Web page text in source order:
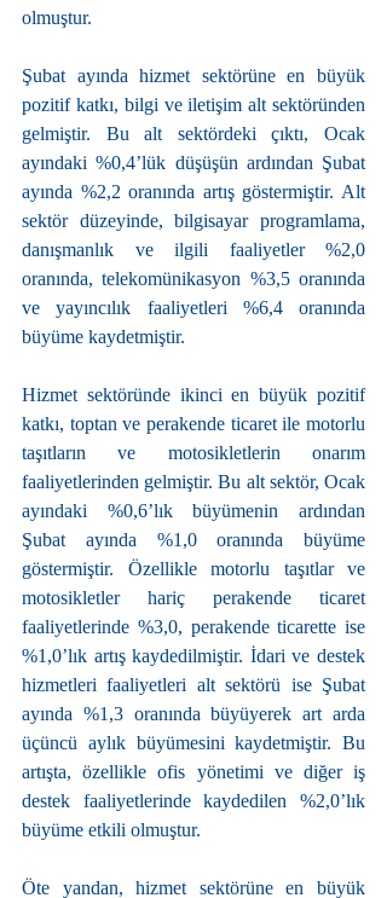
olmuştur.
Şubat ayında hizmet sektörüne en büyük
pozitif katkı, bilgi ve iletişim alt sektöründen
gelmiştir. Bu alt sektördeki çıktı, Ocak
ayındaki %0,4’lük düşüşün ardından Şubat
ayında %2,2 oranında artış göstermiştir. Alt
sektör düzeyinde, bilgisayar programlama,
danışmanlık ve ilgili faaliyetler %2,0
oranında, telekomünikasyon %3,5 oranında
ve yayıncılık faaliyetleri %6,4 oranında
büyüme kaydetmiştir.
Hizmet sektöründe ikinci en büyük pozitif
katkı, toptan ve perakende ticaret ile motorlu
taşıtların ve motosikletlerin onarım
faaliyetlerinden gelmiştir. Bu alt sektör, Ocak
ayındaki %0,6’lık büyümenin ardından
Şubat ayında %1,0 oranında büyüme
göstermiştir. Özellikle motorlu taşıtlar ve
motosikletler hariç perakende ticaret
faaliyetlerinde %3,0, perakende ticarette ise
%1,0’lık artış kaydedilmiştir. İdari ve destek
hizmetleri faaliyetleri alt sektörü ise Şubat
ayında %1,3 oranında büyüyerek art arda
üçüncü aylık büyümesini kaydetmiştir. Bu
artışta, özellikle ofis yönetimi ve diğer iş
destek faaliyetlerinde kaydedilen %2,0’lık
büyüme etkili olmuştur.
Öte yandan, hizmet sektörüne en büyük